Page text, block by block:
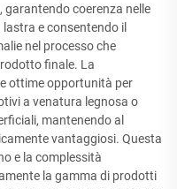
coerenza nelle
e consentendo il
nel processo che
finale. La
ottime opportunità per
a venatura legnosa o
mantenendo al
vantaggiosi. Questa
e la complessità
la gamma di prodotti